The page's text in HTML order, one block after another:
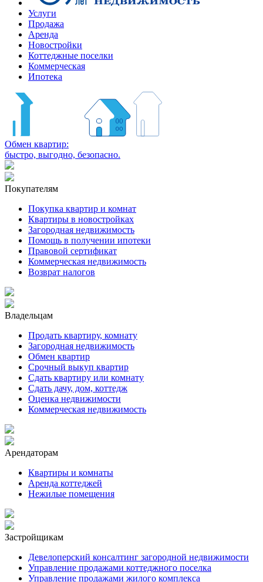
Услуги
Продажа
Аренда
Новостройки
Коттеджные поселки
Коммерческая
Ипотека
Обмен квартир:
быстро, выгодно, безопасно.
Покупателям
Покупка квартир и комнат
Квартиры в новостройках
Загородная недвижимость
Помощь в получении ипотеки
Правовой сертификат
Коммерческая недвижимость
Возврат налогов
Владельцам
Продать квартиру, комнату
Загородная недвижимость
Обмен квартир
Срочный выкуп квартир
Сдать квартиру или комнату
Сдать дачу, дом, коттедж
Оценка недвижимости
Коммерческая недвижимость
Арендаторам
Квартиры и комнаты
Аренда коттеджей
Нежилые помещения
Застройщикам
Девелоперский консалтинг загородной недвижимости
Управление продажами коттеджного поселка
Управление продажами жилого комплекса